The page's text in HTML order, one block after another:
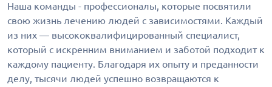
Наша команды - профессионалы, которые посвятили
свою жизнь лечению людей с зависимостями. Каждый
из них — высококвалифицированный специалист,
который с искренним вниманием и заботой подходит к
каждому пациенту. Благодаря их опыту и преданности
делу, тысячи людей успешно возвращаются к